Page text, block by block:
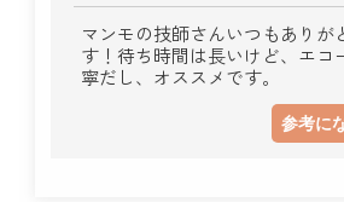
マンモの技師さんいつもありが
す！待ち時間は長いけど、エコ
寧だし、オススメです。
参考に